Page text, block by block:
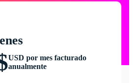
USD por mes facturado
anualmente